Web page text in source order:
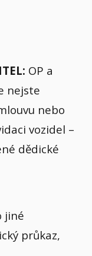
OP a
nejste
nebo
vozidel –
dědické
jiné
průkaz,